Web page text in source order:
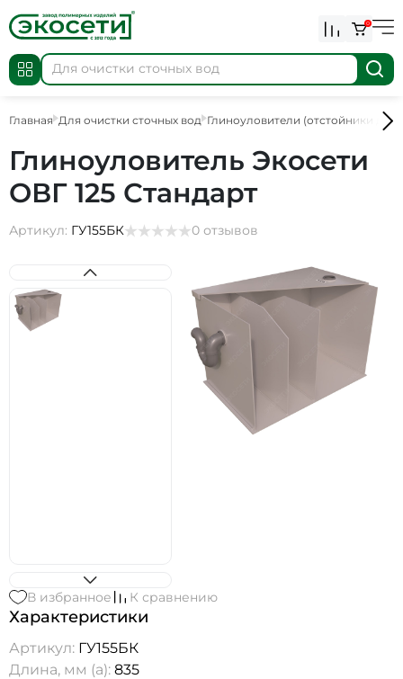
0
Главная Для очистки сточных вод Глиноуловители (отстойники для
Глиноуловитель Экосети
ОВГ 125 Стандарт
Артикул: ГУ155БК 0 отзывов
В избранное К сравнению
Характеристики
Артикул: ГУ155БК
Длина, мм (а): 835